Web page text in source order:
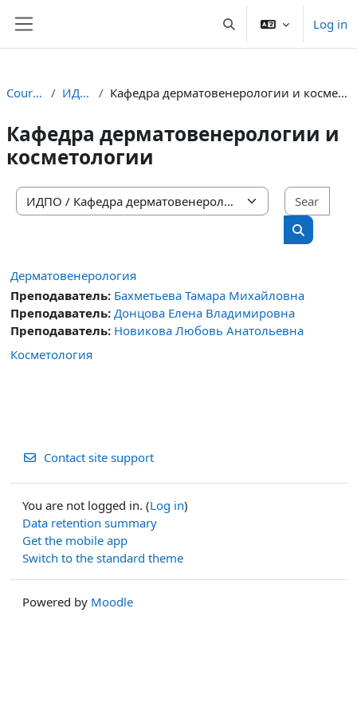
Toggle search inputLog in
Courses ИДПО Кафедра дерматовенерологии и косметологии
Кафедра дерматовенерологии и
косметологии
Course categories
Search
Дерматовенерология
Преподаватель: Бахметьева Тамара Михайловна
Преподаватель: Донцова Елена Владимировна
Преподаватель: Новикова Любовь Анатольевна
Косметология
Contact site support
You are not logged in. (Log in)
Data retention summary
Get the mobile app
Switch to the standard theme
Powered by Moodle